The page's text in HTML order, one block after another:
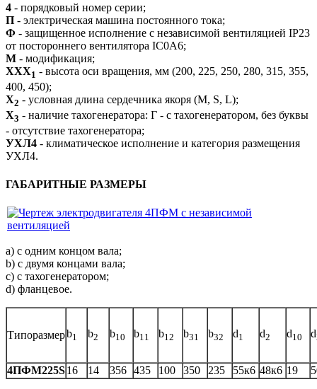
4 - порядковый номер серии;
П - электрическая машина постоянного тока;
Ф - защищенное исполнение с независимой вентиляцией IP23
от постороннего вентилятора IC0A6;
М - модификация;
ХXХ1 - высота оси вращения, мм (200, 225, 250, 280, 315, 355,
400, 450);
X2 - условная длина сердечника якоря (M, S, L);
X3 - наличие тахогенератора: Г - с тахогенератором, без буквы
- отсутствие тахогенератора;
УХЛ4 - климатическое исполнение и категория размещения
УХЛ4.
ГАБАРИТНЫЕ РАЗМЕРЫ
а) с одним концом вала;
b) с двумя концами вала;
c) с тахогенератором;
d) фланцевое.
Типоразмерb1 b2 b10 b11 b12 b31 b32 d1 d2 d10 d
4ПФМ225S16 14 356 435 100 350 235 55к6 48к6 19